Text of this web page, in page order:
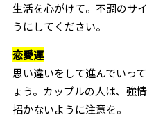
生活を心がけて。不調のサ
うにしてください。
恋愛運
思い違いをして進んでいっ
ょう。カップルの人は、強
招かないように注意を。